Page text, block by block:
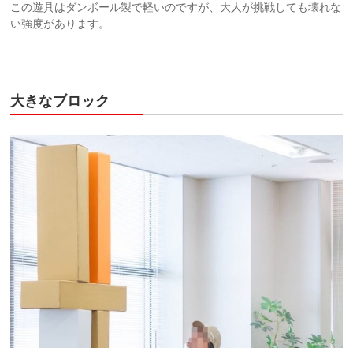
この遊具はダンボール製で軽いのですが、大人が挑戦しても壊れな
い強度があります。
大きなブロック